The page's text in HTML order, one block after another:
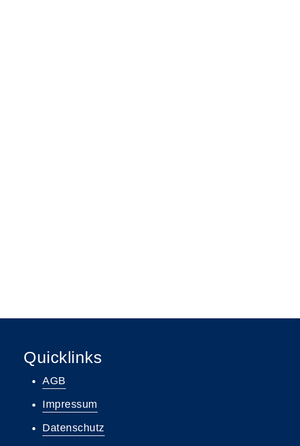
Quicklinks
AGB
Impressum
Datenschutz